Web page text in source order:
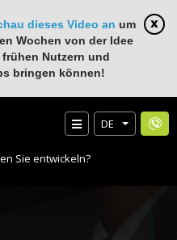
dieses Video an um
Wochen von der Idee
Nutzern und
bringen können!
DE